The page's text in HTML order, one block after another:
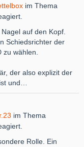
im Thema
auf den Kopf.
Schiedsrichter der
wählen.
der also explizit der
und…
im Thema
Rolle. Ein